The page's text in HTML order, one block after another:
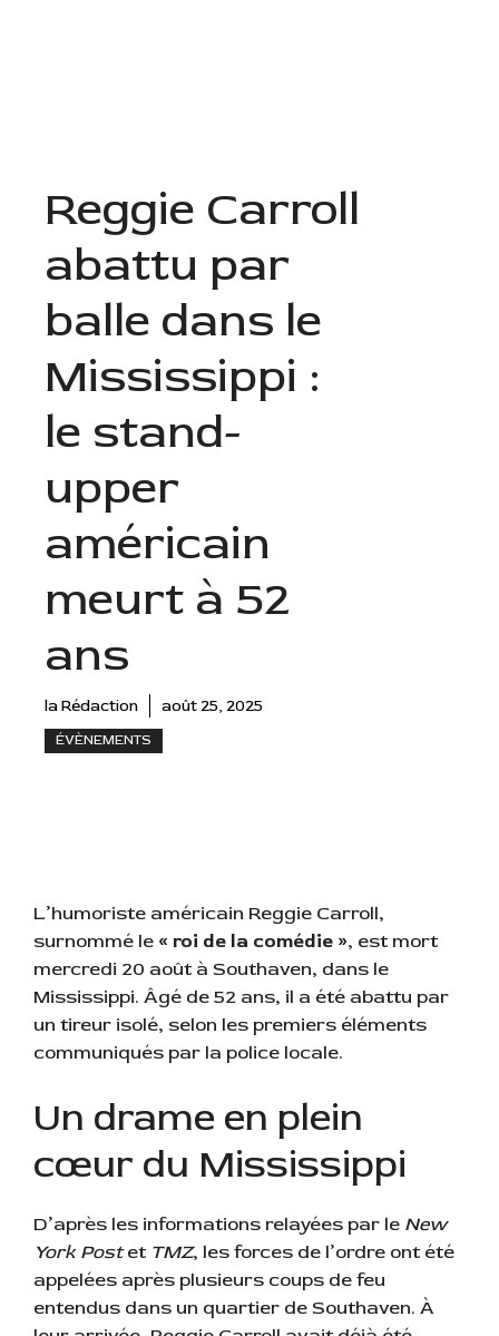
Reggie Carroll
abattu par
balle dans le
Mississippi :
le stand-
upper
américain
meurt à 52
ans
la Rédaction août 25, 2025
ÉVÈNEMENTS
L’humoriste américain Reggie Carroll,
surnommé le « roi de la comédie », est mort
mercredi 20 août à Southaven, dans le
Mississippi. Âgé de 52 ans, il a été abattu par
un tireur isolé, selon les premiers éléments
communiqués par la police locale.
Un drame en plein
cœur du Mississippi
D’après les informations relayées par le New
York Postet TMZ, les forces de l’ordre ont été
appelées après plusieurs coups de feu
entendus dans un quartier de Southaven. À